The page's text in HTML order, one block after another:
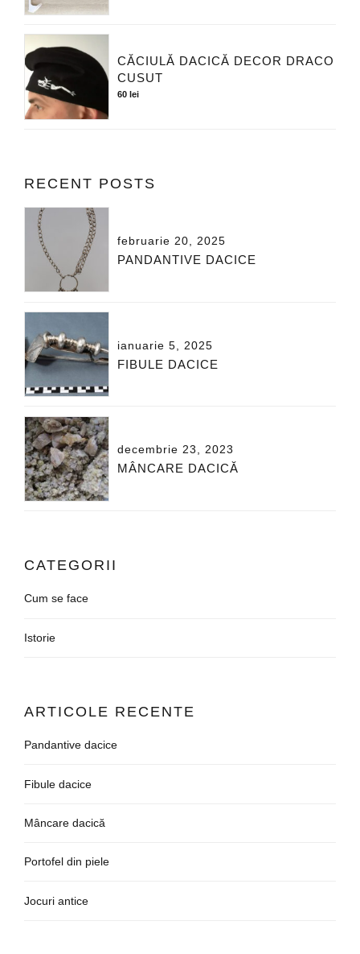
CĂCIULĂ DACICĂ DECOR DRACO
CUSUT
60lei
RECENT POSTS
februarie 20, 2025
PANDANTIVE DACICE
ianuarie 5, 2025
FIBULE DACICE
decembrie 23, 2023
MÂNCARE DACICĂ
CATEGORII
Cum se face
Istorie
ARTICOLE RECENTE
Pandantive dacice
Fibule dacice
Mâncare dacică
Portofel din piele
Jocuri antice